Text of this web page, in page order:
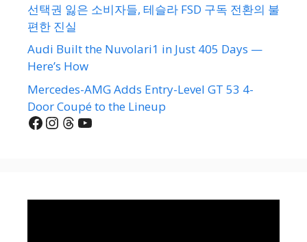
선택권 잃은 소비자들, 테슬라 FSD 구독 전환의 불
편한 진실
Audi Built the Nuvolari1 in Just 405 Days —
Here’s How
Mercedes-AMG Adds Entry-Level GT 53 4-
Door Coupé to the Lineup
Facebook
Instagram
Threads
YouTube